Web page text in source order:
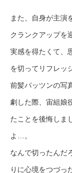
また、自身が主演
クランクアップを
実感を得たくて、
を切ってリフレッ
前髪パッツンの写
劇した際、宙組娘
たことを後悔しま
よ…。
なんで切ったんだ
りに心境をつづっ